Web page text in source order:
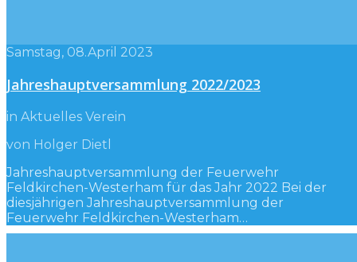
Samstag, 08.April 2023
Jahreshauptversammlung 2022/2023
in Aktuelles Verein
von Holger Dietl
Jahreshauptversammlung der Feuerwehr
Feldkirchen-Westerham für das Jahr 2022 Bei der
diesjährigen Jahreshauptversammlung der
Feuerwehr Feldkirchen-Westerham…